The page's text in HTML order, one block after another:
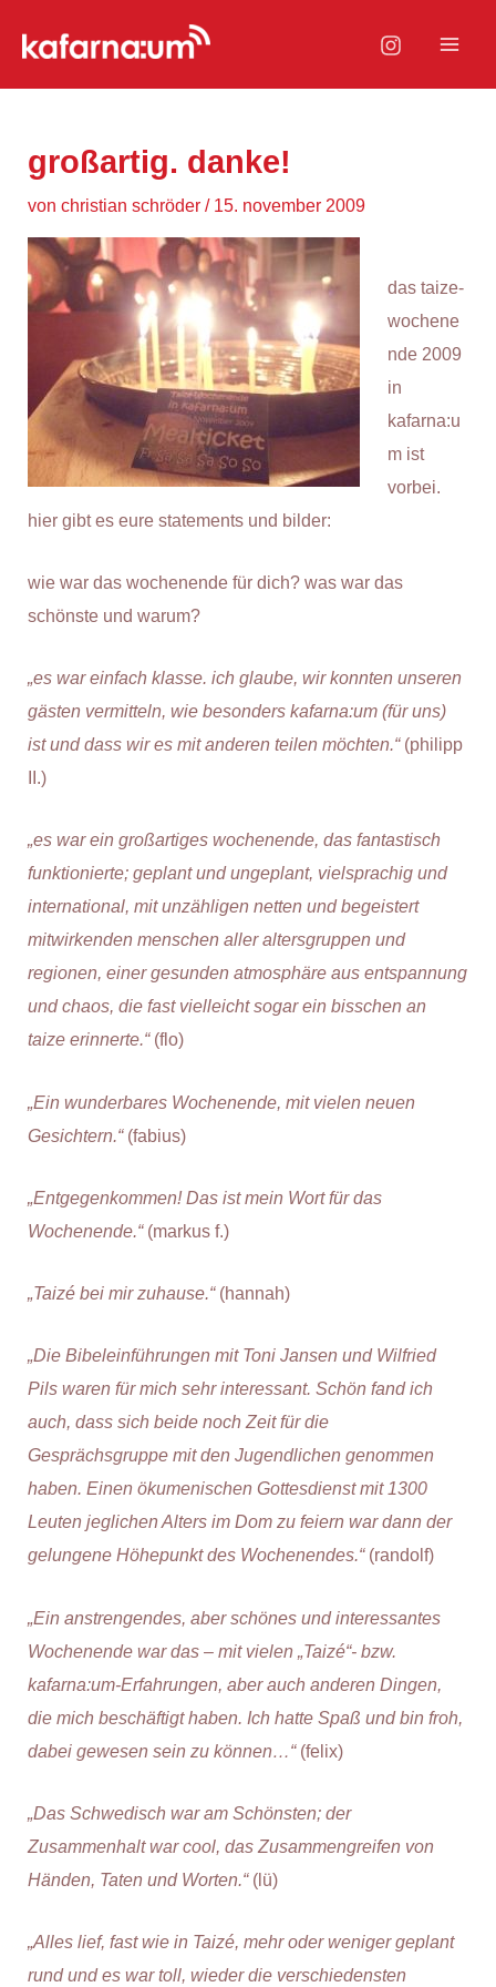
Inhalt
großartig. danke!
vonchristian schröder/ 15. november 2009
das taize-
wochene
nde 2009
in
kafarna:u
m ist
vorbei.
hier gibt es eure statements und bilder:
wie war das wochenende für dich? was war das
schönste und warum?
„es war einfach klasse. ich glaube, wir konnten unseren
gästen vermitteln, wie besonders kafarna:um (für uns)
ist und dass wir es mit anderen teilen möchten.“(philipp
II.)
„es war ein großartiges wochenende, das fantastisch
funktionierte; geplant und ungeplant, vielsprachig und
international, mit unzähligen netten und begeistert
mitwirkenden menschen aller altersgruppen und
regionen, einer gesunden atmosphäre aus entspannung
und chaos, die fast vielleicht sogar ein bisschen an
taize erinnerte.“(flo)
„Ein wunderbares Wochenende, mit vielen neuen
Gesichtern.“(fabius)
„Entgegenkommen! Das ist mein Wort für das
Wochenende.“(markus f.)
„Taizé bei mir zuhause.“(hannah)
„Die Bibeleinführungen mit Toni Jansen und Wilfried
Pils waren für mich sehr interessant. Schön fand ich
auch, dass sich beide noch Zeit für die
Gesprächsgruppe mit den Jugendlichen genommen
haben. Einen ökumenischen Gottesdienst mit 1300
Leuten jeglichen Alters im Dom zu feiern war dann der
gelungene Höhepunkt des Wochenendes.“(randolf)
„Ein anstrengendes, aber schönes und interessantes
Wochenende war das – mit vielen „Taizé“- bzw.
kafarna:um-Erfahrungen, aber auch anderen Dingen,
die mich beschäftigt haben. Ich hatte Spaß und bin froh,
dabei gewesen sein zu können…“(felix)
„Das Schwedisch war am Schönsten; der
Zusammenhalt war cool, das Zusammengreifen von
Händen, Taten und Worten.“(lü)
„Alles lief, fast wie in Taizé, mehr oder weniger geplant
rund und es war toll, wieder die verschiedensten